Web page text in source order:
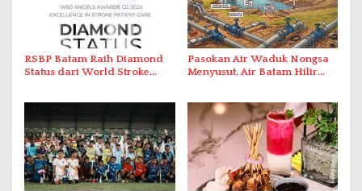
RSBP Batam Raih Diamond
Status dari World Stroke
Berstandar Internasional
Pasokan Air Waduk Nongsa
Menyusut, Air Batam Hilir